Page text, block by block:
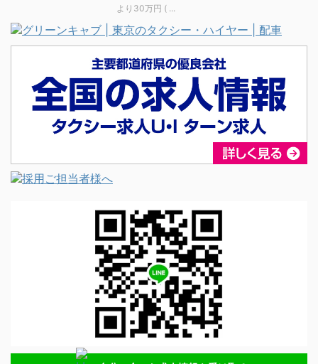
より30万円 ( ...